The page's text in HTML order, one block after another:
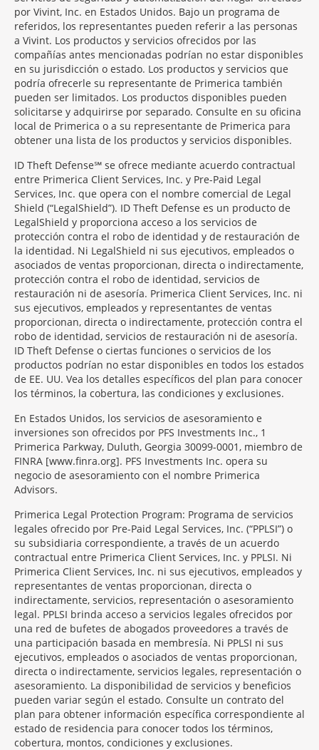
por Vivint, Inc. en Estados Unidos. Bajo un programa de
referidos, los representantes pueden referir a las personas
a Vivint. Los productos y servicios ofrecidos por las
compañías antes mencionadas podrían no estar disponibles
en su jurisdicción o estado. Los productos y servicios que
podría ofrecerle su representante de Primerica también
pueden ser limitados. Los productos disponibles pueden
solicitarse y adquirirse por separado. Consulte en su oficina
local de Primerica o a su representante de Primerica para
obtener una lista de los productos y servicios disponibles.
ID Theft Defense℠ se ofrece mediante acuerdo contractual
entre Primerica Client Services, Inc. y Pre-Paid Legal
Services, Inc. que opera con el nombre comercial de Legal
Shield (“LegalShield”). ID Theft Defense es un producto de
LegalShield y proporciona acceso a los servicios de
protección contra el robo de identidad y de restauración de
la identidad. Ni LegalShield ni sus ejecutivos, empleados o
asociados de ventas proporcionan, directa o indirectamente,
protección contra el robo de identidad, servicios de
restauración ni de asesoría. Primerica Client Services, Inc. ni
sus ejecutivos, empleados y representantes de ventas
proporcionan, directa o indirectamente, protección contra el
robo de identidad, servicios de restauración ni de asesoría.
ID Theft Defense o ciertas funciones o servicios de los
productos podrían no estar disponibles en todos los estados
de EE. UU. Vea los detalles específicos del plan para conocer
los términos, la cobertura, las condiciones y exclusiones.
En Estados Unidos, los servicios de asesoramiento e
inversiones son ofrecidos por PFS Investments Inc., 1
Primerica Parkway, Duluth, Georgia 30099-0001, miembro de
FINRA [www.finra.org]. PFS Investments Inc. opera su
negocio de asesoramiento con el nombre Primerica
Advisors.
Primerica Legal Protection Program: Programa de servicios
legales ofrecido por Pre-Paid Legal Services, Inc. (“PPLSI”) o
su subsidiaria correspondiente, a través de un acuerdo
contractual entre Primerica Client Services, Inc. y PPLSI. Ni
Primerica Client Services, Inc. ni sus ejecutivos, empleados y
representantes de ventas proporcionan, directa o
indirectamente, servicios, representación o asesoramiento
legal. PPLSI brinda acceso a servicios legales ofrecidos por
una red de bufetes de abogados proveedores a través de
una participación basada en membresía. Ni PPLSI ni sus
ejecutivos, empleados o asociados de ventas proporcionan,
directa o indirectamente, servicios legales, representación o
asesoramiento. La disponibilidad de servicios y beneficios
pueden variar según el estado. Consulte un contrato del
plan para obtener información específica correspondiente al
estado de residencia para conocer todos los términos,
cobertura, montos, condiciones y exclusiones.